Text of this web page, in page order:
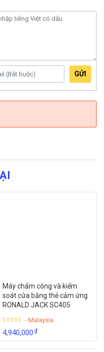
GỬI
Máy chấm công và kiểm
soát cửa bằng thẻ cảm ứng
RONALD JACK SC405
- Malaysia
4,940,000₫